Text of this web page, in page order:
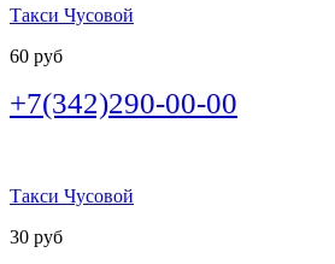
Такси Чусовой
60 руб
+7(342)290-00-00
Такси Чусовой
30 руб